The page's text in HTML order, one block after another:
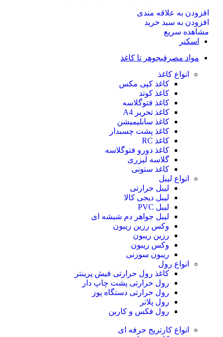
افزودن به علاقه مندی
افزودن به سبد خرید
مشاهده سریع
اسکنر
مواد مصرفیجوهر تا کاغذ
انواع کاغذ
کاغذ کپی مکس
کاغذ کوتد
کاغذ فتوگلاسه
کاغذ تحریر A4
کاغذ سابلیمیشن
کاغذ پشت چسبدار
کاغذ RC
کاغذ دورو فتوگلاسه
گلاسه لیزری
کاغذ ستونی
انواع لیبل
لیبل حرارتی
لیبل دیجی کالا
لیبل PVC
لیبل جواهر دم شیشه ای
وکس رزین ریبون
رزین ریبون
وکس ریبون
ریبون سوزنی
انواع رول
کاغذ رول حرارتی فیش پرینتر
رول حرارتی پشت چاپ دار
رول حرارتی دستگاه پوز
رول پلاتر
رول فکس و کاربن
انواع کارتریج حرفه ای